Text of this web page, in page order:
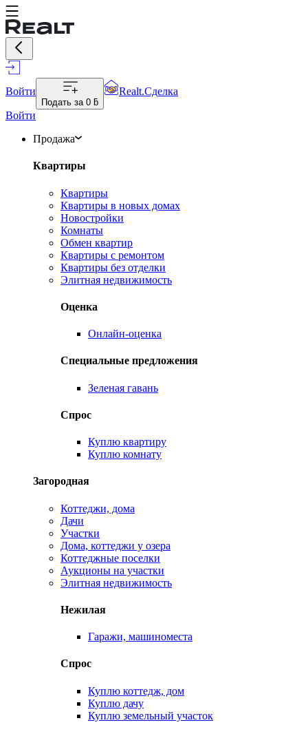
Войти
Подать за 0 ƃ
Realt.Сделка
Войти
Продажа
Квартиры
Квартиры
Квартиры в новых домах
Новостройки
Комнаты
Обмен квартир
Квартиры с ремонтом
Квартиры без отделки
Элитная недвижимость
Оценка
Онлайн-оценка
Специальные предложения
Зеленая гавань
Спрос
Куплю квартиру
Куплю комнату
Загородная
Коттеджи, дома
Дачи
Участки
Дома, коттеджи у озера
Коттеджные поселки
Аукционы на участки
Элитная недвижимость
Нежилая
Гаражи, машиноместа
Спрос
Куплю коттедж, дом
Куплю дачу
Куплю земельный участок